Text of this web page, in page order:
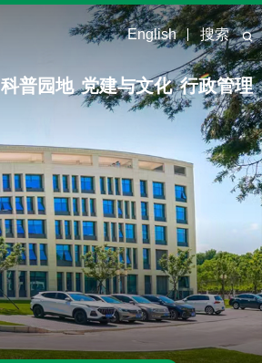
English 搜索
科普园地 党建与文化 行政管理